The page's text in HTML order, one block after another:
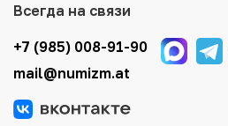
того, возможен самовывоз
Для вашего удобства
оплаты и доставки заказа. Все
тщательно упаковываются, что
Всегда на связи
+7 (985) 008-91-90
mail@numizm.at